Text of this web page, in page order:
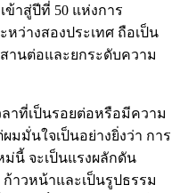
ข้าสู่ปีที่ 50 แห่งการ
ว่างสองประเทศ ถือเป็น
านต่อและยกระดับความ
าที่เป็นรอยต่อหรือมีความ
มมั่นใจเป็นอย่างยิ่งว่า การ
นี้ จะเป็นแรงผลักดัน
าวหน้าและเป็นรูปธรรม